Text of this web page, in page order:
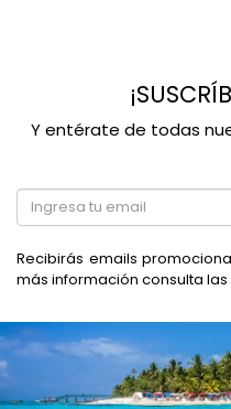
Y entérate de todas
Recibirás emails
más información consulta las